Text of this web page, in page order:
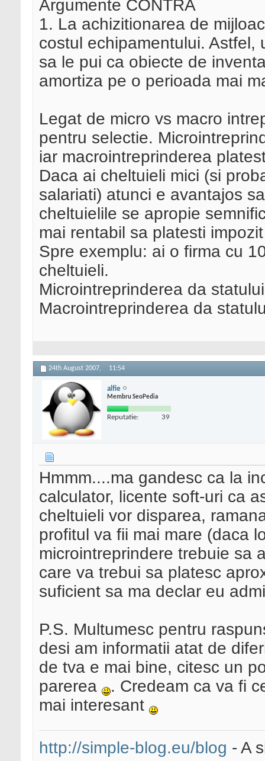
Argumente CONTRA
1. La achizitionarea de
costul echipamentului.
sa le pui ca obiecte de
amortiza pe o perioada mai
Legat de micro vs macro
pentru selectie.
iar macrointreprinderea
Daca ai cheltuieli mici (si
salariati) atunci e avantajos
cheltuielile se apropie
mai rentabil sa platesti
Spre exemplu: ai o firma cu
cheltuieli.
Microintreprinderea da
Macrointreprinderea da
24th August 2007, 11:54
alfie
Membru SeoPedia
Reputatie: 39
Hmmm....ma gandesc ca la
calculator, licente soft-uri ca
cheltuieli vor disparea,
profitul va fii mai mare (daca
microintreprindere trebuie sa
care va trebui sa platesc
suficient sa ma declar eu
P.S. Multumesc pentru
desi am informatii atat de
de tva e mai bine, citesc un
parerea
. Credeam ca va fi
mai interesant
http://simple-blog.eu/blog - A